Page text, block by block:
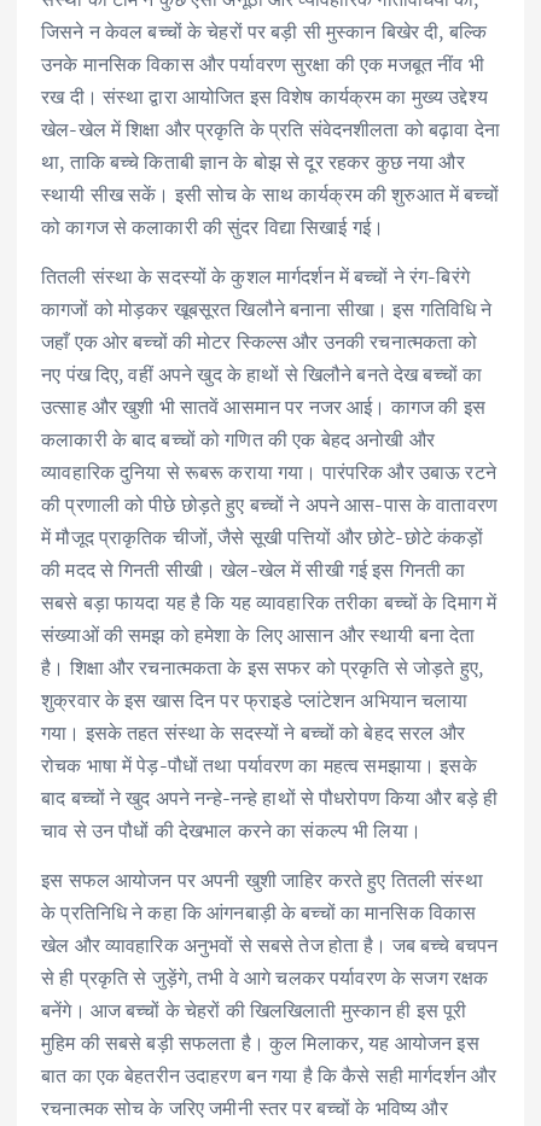
o
k
p
p
n
जिसने न केवल बच्चों के चेहरों पर बड़ी सी मुस्कान बिखेर दी, बल्कि
उनके मानसिक विकास और पर्यावरण सुरक्षा की एक मजबूत नींव भी
रख दी। संस्था द्वारा आयोजित इस विशेष कार्यक्रम का मुख्य उद्देश्य
खेल-खेल में शिक्षा और प्रकृति के प्रति संवेदनशीलता को बढ़ावा देना
था, ताकि बच्चे किताबी ज्ञान के बोझ से दूर रहकर कुछ नया और
स्थायी सीख सकें। इसी सोच के साथ कार्यक्रम की शुरुआत में बच्चों
को कागज से कलाकारी की सुंदर विद्या सिखाई गई।
तितली संस्था के सदस्यों के कुशल मार्गदर्शन में बच्चों ने रंग-बिरंगे
कागजों को मोड़कर खूबसूरत खिलौने बनाना सीखा। इस गतिविधि ने
जहाँ एक ओर बच्चों की मोटर स्किल्स और उनकी रचनात्मकता को
नए पंख दिए, वहीं अपने खुद के हाथों से खिलौने बनते देख बच्चों का
उत्साह और खुशी भी सातवें आसमान पर नजर आई। कागज की इस
कलाकारी के बाद बच्चों को गणित की एक बेहद अनोखी और
व्यावहारिक दुनिया से रूबरू कराया गया। पारंपरिक और उबाऊ रटने
की प्रणाली को पीछे छोड़ते हुए बच्चों ने अपने आस-पास के वातावरण
में मौजूद प्राकृतिक चीजों, जैसे सूखी पत्तियों और छोटे-छोटे कंकड़ों
की मदद से गिनती सीखी। खेल-खेल में सीखी गई इस गिनती का
सबसे बड़ा फायदा यह है कि यह व्यावहारिक तरीका बच्चों के दिमाग में
संख्याओं की समझ को हमेशा के लिए आसान और स्थायी बना देता
है। शिक्षा और रचनात्मकता के इस सफर को प्रकृति से जोड़ते हुए,
शुक्रवार के इस खास दिन पर फ्राइडे प्लांटेशन अभियान चलाया
गया। इसके तहत संस्था के सदस्यों ने बच्चों को बेहद सरल और
रोचक भाषा में पेड़-पौधों तथा पर्यावरण का महत्व समझाया। इसके
बाद बच्चों ने खुद अपने नन्हे-नन्हे हाथों से पौधरोपण किया और बड़े ही
चाव से उन पौधों की देखभाल करने का संकल्प भी लिया।
इस सफल आयोजन पर अपनी खुशी जाहिर करते हुए तितली संस्था
के प्रतिनिधि ने कहा कि आंगनबाड़ी के बच्चों का मानसिक विकास
खेल और व्यावहारिक अनुभवों से सबसे तेज होता है। जब बच्चे बचपन
से ही प्रकृति से जुड़ेंगे, तभी वे आगे चलकर पर्यावरण के सजग रक्षक
बनेंगे। आज बच्चों के चेहरों की खिलखिलाती मुस्कान ही इस पूरी
मुहिम की सबसे बड़ी सफलता है। कुल मिलाकर, यह आयोजन इस
बात का एक बेहतरीन उदाहरण बन गया है कि कैसे सही मार्गदर्शन और
रचनात्मक सोच के जरिए जमीनी स्तर पर बच्चों के भविष्य और